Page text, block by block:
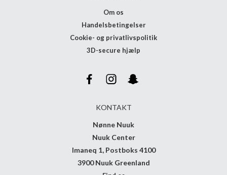
Om os
Handelsbetingelser
Cookie- og privatlivspolitik
3D-secure hjælp
KONTAKT
Nønne Nuuk
Nuuk Center
Imaneq 1, Postboks 4100
3900 Nuuk Greenland